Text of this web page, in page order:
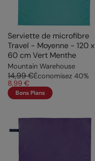
Serviette de microfibre
Travel - Moyenne - 120 x
60 cm Vert Menthe
Mountain Warehouse
14,99 €Économisez 40%
8,99 €
Bons Plans